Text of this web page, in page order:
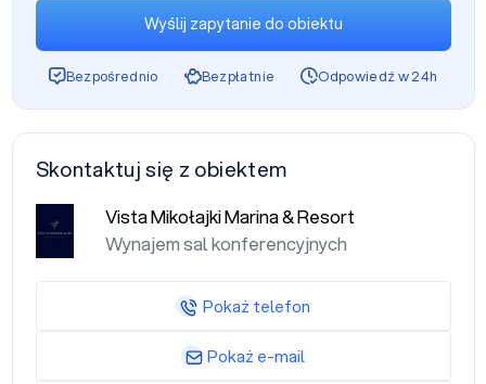
Wyślij zapytanie do obiektu
Bezpośrednio Bezpłatnie Odpowiedź w 24h
Skontaktuj się z obiektem
Vista Mikołajki Marina & Resort
Wynajem sal konferencyjnych
Pokaż telefon
Pokaż e-mail